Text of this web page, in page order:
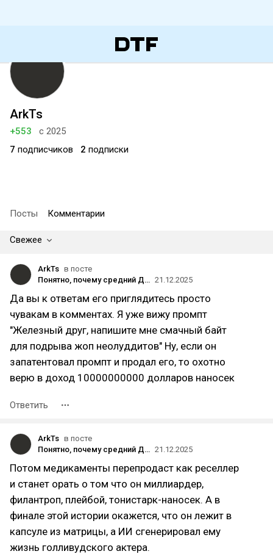
ArkTs
+553
с 2025
7 подписчиков 2 подписки
Посты Комментарии
Свежее
ArkTs в посте
Понятно, почему средний ДТФер ничего себе в жизни позволить не может. 21.12.2025
Да вы к ответам его приглядитесь просто
чувакам в комментах. Я уже вижу промпт
"Железный друг, напишите мне смачный байт
для подрыва жоп неолуддитов" Ну, если он
запатентовал промпт и продал его, то охотно
верю в доход 10000000000 долларов наносек
Ответить
ArkTs в посте
Понятно, почему средний ДТФер ничего себе в жизни позволить не может. 21.12.2025
Потом медикаменты перепродаст как реселлер
и станет орать о том что он миллиардер,
филантроп, плейбой, тонистарк-наносек. А в
финале этой истории окажется, что он лежит в
капсуле из матрицы, а ИИ сгенерировал ему
жизнь голливудского актера.